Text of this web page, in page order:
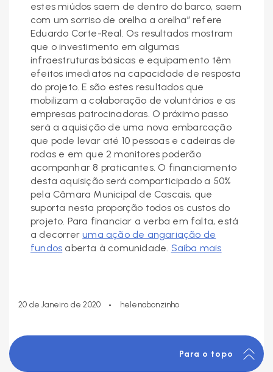
estes miúdos saem de dentro do barco, saem
com um sorriso de orelha a orelha” refere
Eduardo Corte-Real. Os resultados mostram
que o investimento em algumas
infraestruturas básicas e equipamento têm
efeitos imediatos na capacidade de resposta
do projeto. E são estes resultados que
mobilizam a colaboração de voluntários e as
empresas patrocinadoras. O próximo passo
será a aquisição de uma nova embarcação
que pode levar até 10 pessoas e cadeiras de
rodas e em que 2 monitores poderão
acompanhar 8 praticantes. O financiamento
desta aquisição será comparticipado a 50%
pela Câmara Municipal de Cascais, que
suporta nesta proporção todos os custos do
projeto. Para financiar a verba em falta, está
a decorreruma ação de angariação de
fundos aberta à comunidade. Saiba mais
20 de Janeiro de 2020 • helenabonzinho
Para o topo